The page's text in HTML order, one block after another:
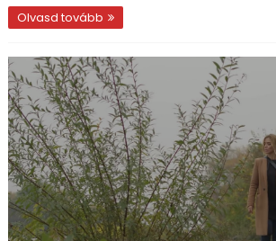
Olvasd tovább